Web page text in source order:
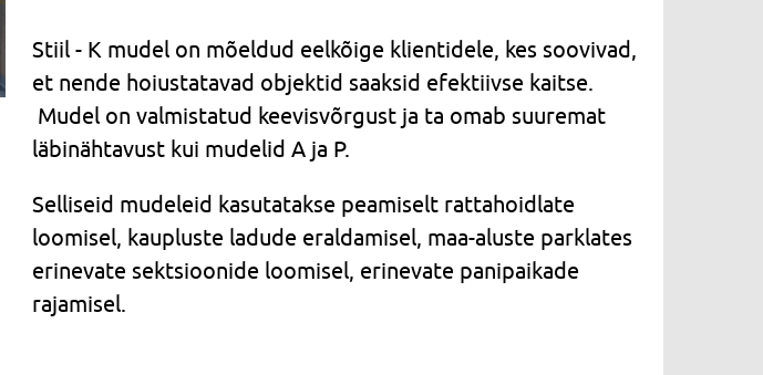
Stiil - K mudel on mõeldud eelkõige klientidele, kes soovivad,
et nende hoiustatavad objektid saaksid efektiivse kaitse.
Mudel on valmistatud keevisvõrgust ja ta omab suuremat
läbinähtavust kui mudelid A ja P.
Selliseid mudeleid kasutatakse peamiselt rattahoidlate
loomisel, kaupluste ladude eraldamisel, maa-aluste parklates
erinevate sektsioonide loomisel, erinevate panipaikade
rajamisel.